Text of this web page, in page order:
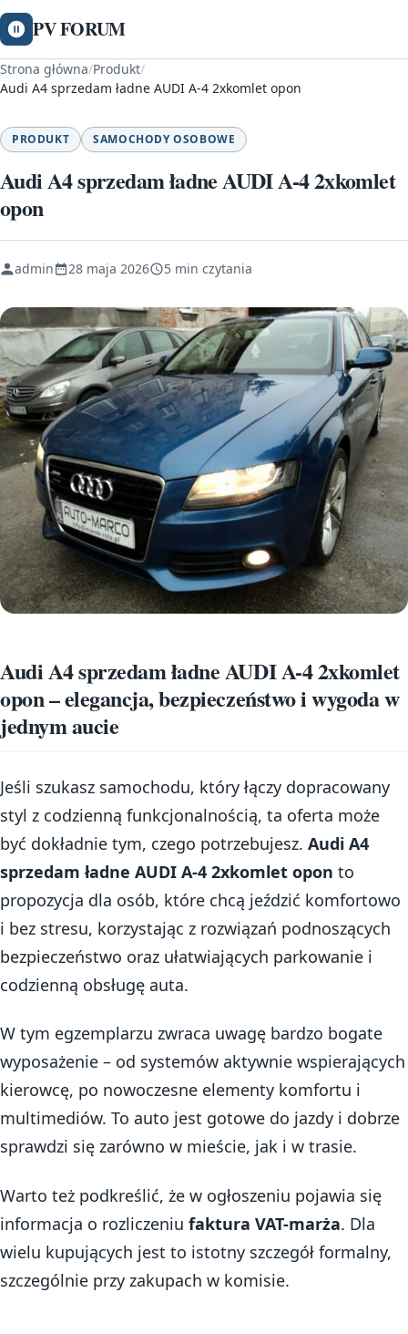
PV FORUM
Strona główna/Produkt/
Audi A4 sprzedam ładne AUDI A-4 2xkomlet opon
PRODUKT SAMOCHODY OSOBOWE
Audi A4 sprzedam ładne AUDI A-4 2xkomlet
opon
admin 28 maja 2026 5 min czytania
Audi A4 sprzedam ładne AUDI A-4 2xkomlet
opon – elegancja, bezpieczeństwo i wygoda w
jednym aucie
Jeśli szukasz samochodu, który łączy dopracowany
styl z codzienną funkcjonalnością, ta oferta może
być dokładnie tym, czego potrzebujesz. Audi A4
sprzedam ładne AUDI A-4 2xkomlet opon to
propozycja dla osób, które chcą jeździć komfortowo
i bez stresu, korzystając z rozwiązań podnoszących
bezpieczeństwo oraz ułatwiających parkowanie i
codzienną obsługę auta.
W tym egzemplarzu zwraca uwagę bardzo bogate
wyposażenie – od systemów aktywnie wspierających
kierowcę, po nowoczesne elementy komfortu i
multimediów. To auto jest gotowe do jazdy i dobrze
sprawdzi się zarówno w mieście, jak i w trasie.
Warto też podkreślić, że w ogłoszeniu pojawia się
informacja o rozliczeniu faktura VAT-marża. Dla
wielu kupujących jest to istotny szczegół formalny,
szczególnie przy zakupach w komisie.